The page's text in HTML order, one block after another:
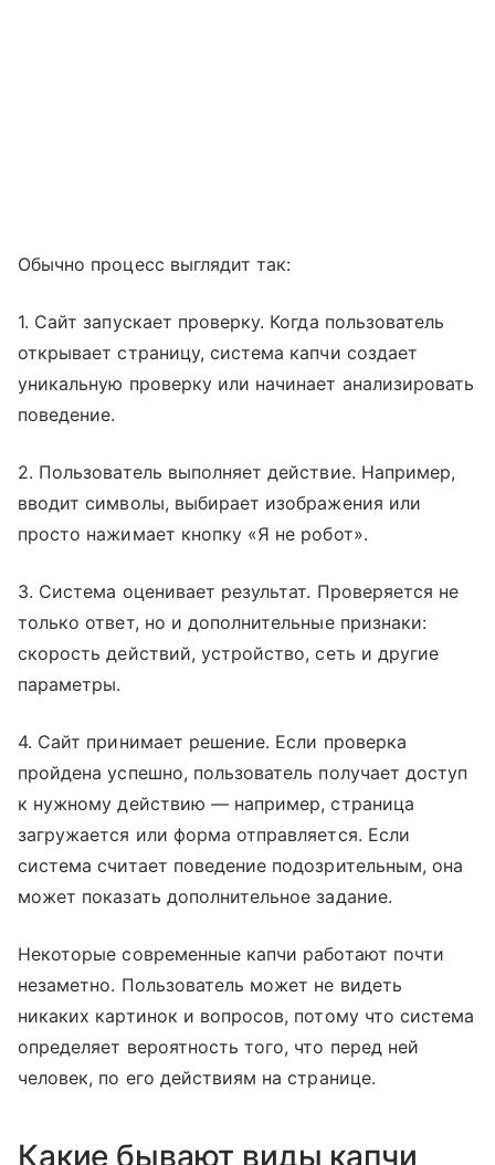
Обычно процесс выглядит так:
1. Сайт запускает проверку. Когда пользователь
открывает страницу, система капчи создает
уникальную проверку или начинает анализировать
поведение.
2. Пользователь выполняет действие. Например,
вводит символы, выбирает изображения или
просто нажимает кнопку «Я не робот».
3. Система оценивает результат. Проверяется не
только ответ, но и дополнительные признаки:
скорость действий, устройство, сеть и другие
параметры.
4. Сайт принимает решение. Если проверка
пройдена успешно, пользователь получает доступ
к нужному действию — например, страница
загружается или форма отправляется. Если
система считает поведение подозрительным, она
может показать дополнительное задание.
Некоторые современные капчи работают почти
незаметно. Пользователь может не видеть
никаких картинок и вопросов, потому что система
определяет вероятность того, что перед ней
человек, по его действиям на странице.
Какие бывают виды капчи